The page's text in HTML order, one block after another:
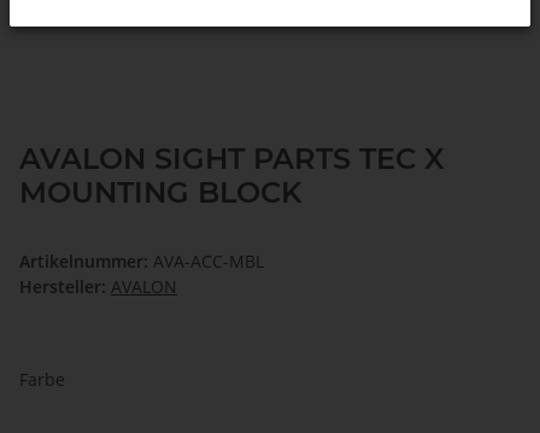
AVALON SIGHT PARTS TEC X
MOUNTING BLOCK
Artikelnummer: AVA-ACC-MBL
Hersteller: AVALON
Farbe